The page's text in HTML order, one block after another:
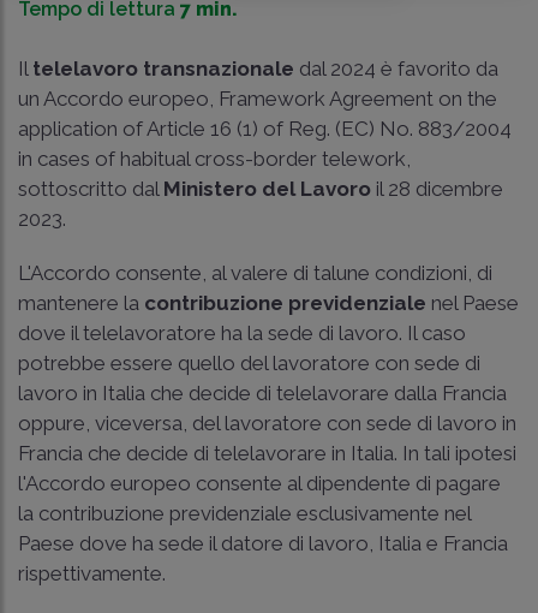
Tempo di lettura 7 min.
Il telelavoro transnazionale dal 2024 è favorito da
un Accordo europeo, Framework Agreement on the
application of Article 16 (1) of Reg. (EC) No. 883/2004
in cases of habitual cross-border telework,
sottoscritto dal Ministero del Lavoro il 28 dicembre
2023.
L'Accordo consente, al valere di talune condizioni, di
mantenere la contribuzione previdenziale nel Paese
dove il telelavoratore ha la sede di lavoro. Il caso
potrebbe essere quello del lavoratore con sede di
lavoro in Italia che decide di telelavorare dalla Francia
oppure, viceversa, del lavoratore con sede di lavoro in
Francia che decide di telelavorare in Italia. In tali ipotesi
l'Accordo europeo consente al dipendente di pagare
la contribuzione previdenziale esclusivamente nel
Paese dove ha sede il datore di lavoro, Italia e Francia
rispettivamente.